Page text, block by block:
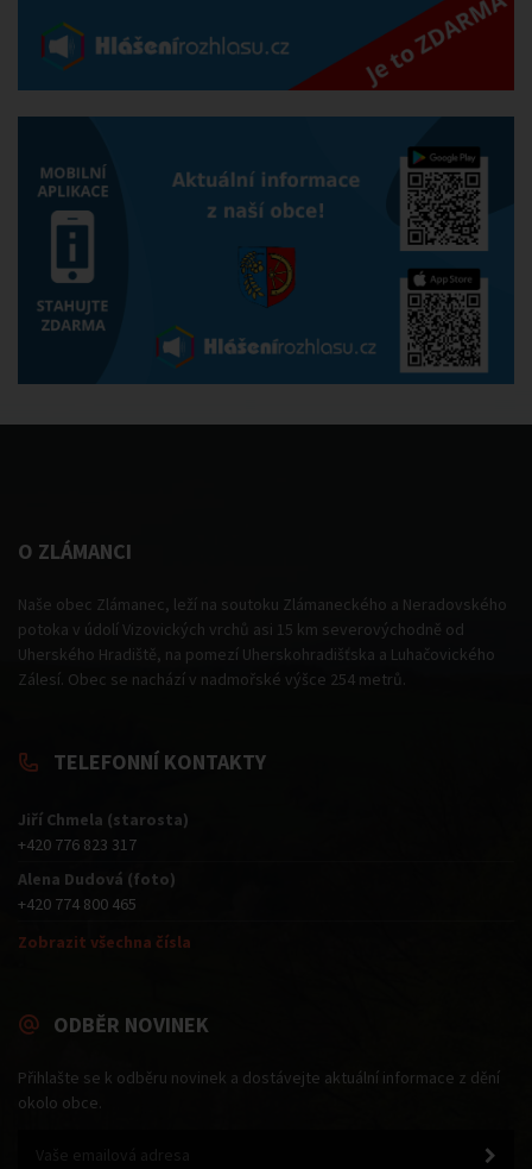
O ZLÁMANCI
Naše obec Zlámanec, leží na soutoku Zlámaneckého a Neradovského
potoka v údolí Vizovických vrchů asi 15 km severovýchodně od
Uherského Hradiště, na pomezí Uherskohradišťska a Luhačovického
Zálesí. Obec se nachází v nadmořské výšce 254 metrů.
TELEFONNÍ KONTAKTY
Jiří Chmela (starosta)
+420 776 823 317
Alena Dudová (foto)
+420 774 800 465
Zobrazit všechna čísla
ODBĚR NOVINEK
Přihlašte se k odběru novinek a dostávejte aktuální informace z dění
okolo obce.